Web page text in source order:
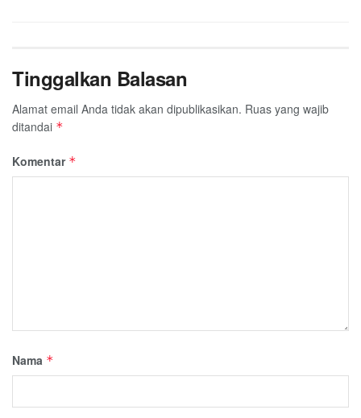
Tinggalkan Balasan
Alamat email Anda tidak akan dipublikasikan. Ruas yang wajib
ditandai *
Komentar *
Nama *